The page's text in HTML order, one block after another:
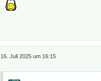
16. Juli 2025 um 16:15